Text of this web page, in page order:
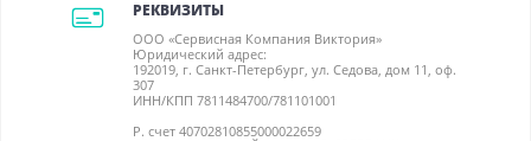
РЕКВИЗИТЫ
ООО «Сервисная Компания Виктория»
Юридический адрес:
192019, г. Санкт-Петербург, ул. Седова, дом 11, оф.
307
ИНН/КПП 7811484700/781101001
Р. счет 40702810855000022659